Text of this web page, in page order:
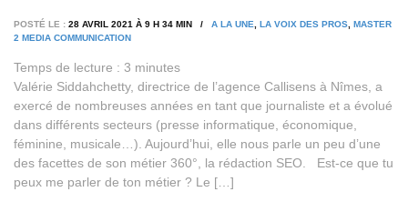
POSTÉ LE : 28 AVRIL 2021 À 9 H 34 MIN / A LA UNE, LA VOIX DES PROS, MASTER
2 MEDIA COMMUNICATION
Temps de lecture : 3 minutes
Valérie Siddahchetty, directrice de l’agence Callisens à Nîmes, a
exercé de nombreuses années en tant que journaliste et a évolué
dans différents secteurs (presse informatique, économique,
féminine, musicale…). Aujourd’hui, elle nous parle un peu d’une
des facettes de son métier 360°, la rédaction SEO. Est-ce que tu
peux me parler de ton métier ? Le […]